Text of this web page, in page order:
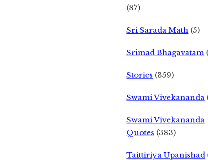
(87)
Sri Sarada Math (5)
Srimad Bhagavatam
Stories (359)
Swami Vivekananda
Swami Vivekananda
Quotes (383)
Taittiriya Upanishad